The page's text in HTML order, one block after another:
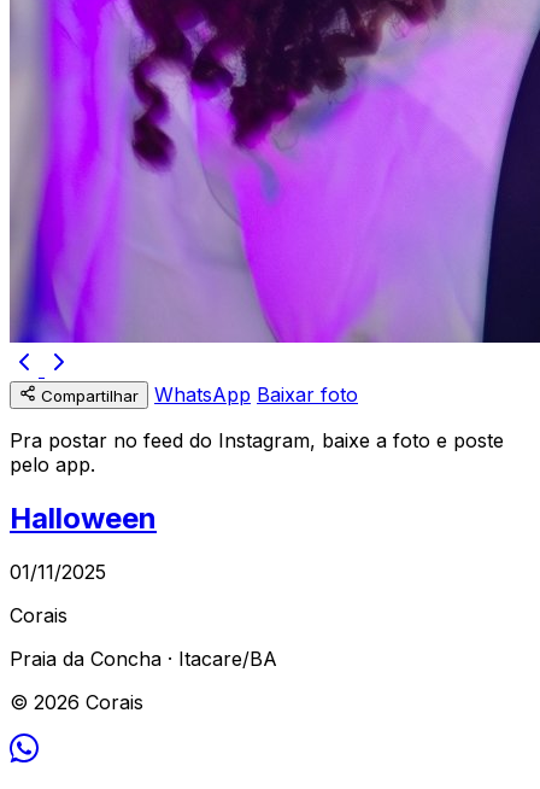
Compartilhar WhatsApp Baixar foto
Pra postar no feed do Instagram, baixe a foto e poste
pelo app.
Halloween
01/11/2025
Corais
Praia da Concha · Itacare/BA
© 2026 Corais